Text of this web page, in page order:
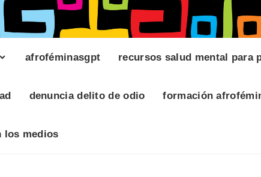
afroféminasgpt recursos salud mental para
denuncia delito de odio formación
los medios